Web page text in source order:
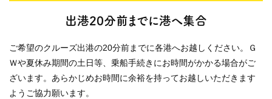
出港20分前までに港へ集合
ご希望のクルーズ出港の20分前までに各港へお越しください。Ｇ
Ｗや夏休み期間の土日等、乗船手続きにお時間がかかる場合がご
ざいます。あらかじめお時間に余裕を持ってお越しいただきます
ようご協力願います。